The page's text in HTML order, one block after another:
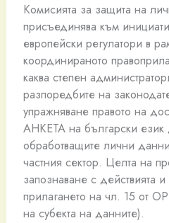
Комисията за защита на
присъединява към
европейски регулатори в
координираното
каква степен
разпоредбите на
упражняване правото на
АНКЕТА на български език
обработващите лични
частния сектор. Целта на
запознаване с действията
прилагането на чл. 15 от
на субекта на данните).